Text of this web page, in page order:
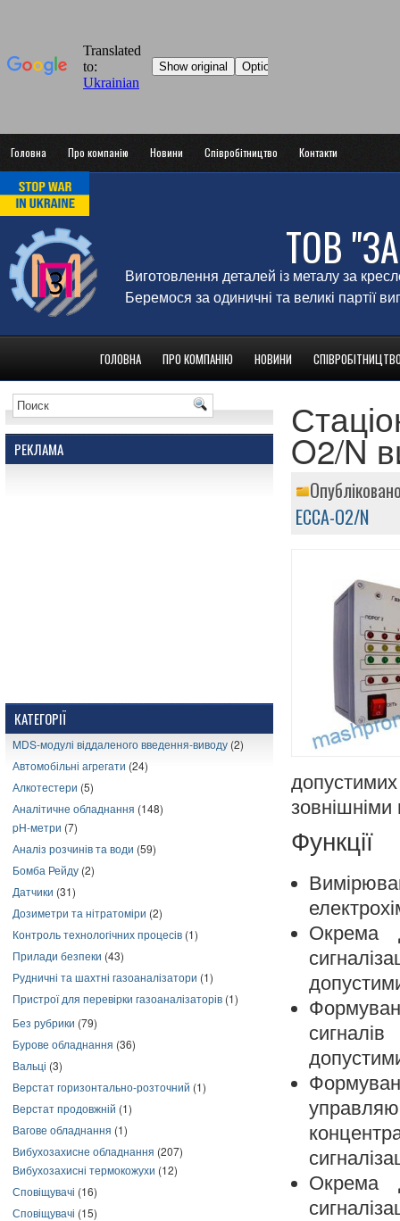
Головна Про компанію Новини Співробітництво Контакти
ТОВ
Виготовлення деталей із металу за
Беремося за одиничні та великі партії
ГОЛОВНА ПРО КОМПАНІЮ НОВИНИ
РЕКЛАМА
КАТЕГОРІЇ
MDS-модулі віддаленого введення-виводу (2)
Автомобільні агрегати (24)
Алкотестери (5)
Аналітичне обладнання (148)
pH-метри (7)
Аналіз розчинів та води (59)
Бомба Рейду (2)
Датчики (31)
Дозиметри та нітратоміри (2)
Контроль технологічних процесів (1)
Прилади безпеки (43)
Рудничні та шахтні газоаналізатори (1)
Пристрої для перевірки газоаналізаторів (1)
Без рубрики (79)
Бурове обладнання (36)
Вальці (3)
Верстат горизонтально-розточний (1)
Верстат продовжній (1)
Вагове обладнання (1)
Вибухозахисне обладнання (207)
Вибухозахисні термокожухи (12)
Сповіщувачі (16)
Сповіщувачі (15)
O2/N
ЕССА-O2/N
Функції
Окрема
Окрема